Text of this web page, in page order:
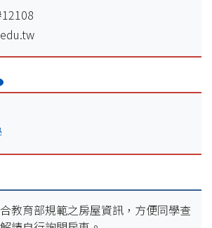
教育部規範之房屋資訊，方便同學查